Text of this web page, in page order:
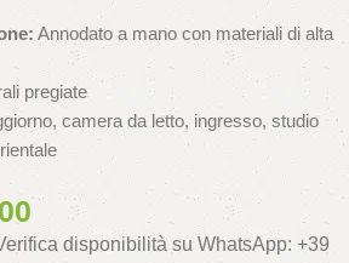
Annodato a mano con materiali di alta
pregiate
camera da letto, ingresso, studio
disponibilità su WhatsApp: +39